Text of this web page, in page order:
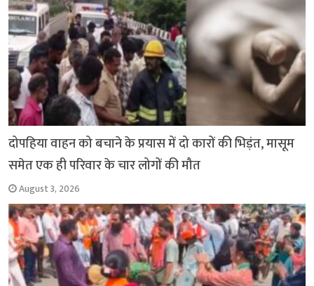
दोपहिया वाहन को बचाने के प्रयास में दो कारों की भिड़ंत, मासूम
समेत एक ही परिवार के चार लोगों की मौत
August 3, 2026